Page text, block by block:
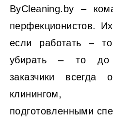
ByCleaning.by –
перфекционистов.
если работать –
убирать – то до
заказчики всегда
клинингом,
подготовленными